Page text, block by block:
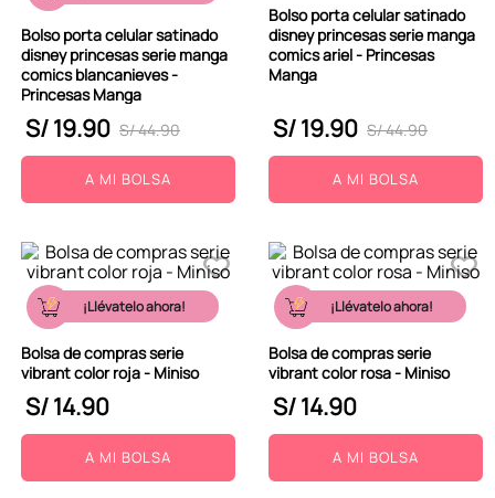
Bolso porta celular satinado
disney princesas serie manga
comics blancanieves -
Princesas Manga
S/44.90
S/19.90
A MI BOLSA
Bolso porta celular satinado
disney princesas serie manga
comics ariel - Princesas
Manga
S/44.90
S/19.90
A MI BOLSA
¡Llévatelo ahora!
Bolsa de compras serie
vibrant color roja - Miniso
S/14.90
A MI BOLSA
¡Llévatelo ahora!
Bolsa de compras serie
vibrant color rosa - Miniso
S/14.90
A MI BOLSA